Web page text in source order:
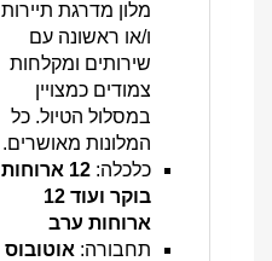
מלון מדרגת תיירות
ו/או ראשונה עם
שירותים ומקלחות
צמודים כמצויין
במסלול הטיול. כל
המלונות מאושרים.
כלכלה:
12 ארוחות
ארוחות ערב
תחבורה: אוטובוס